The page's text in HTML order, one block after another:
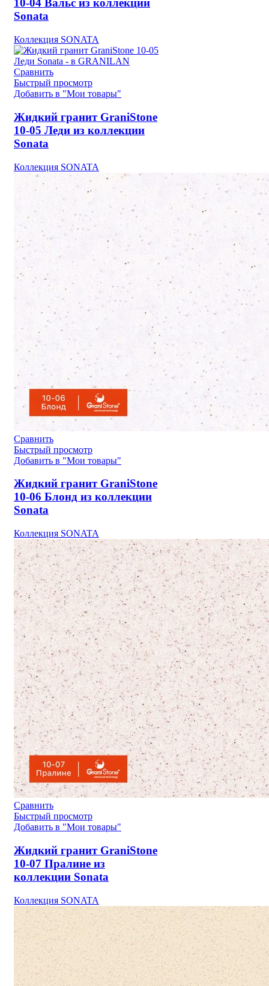
10-04 Вальс из коллекции
Sonata
Коллекция SONATA
Сравнить
Быстрый просмотр
Добавить в "Мои товары"
Жидкий гранит GraniStone
10-05 Леди из коллекции
Sonata
Коллекция SONATA
Сравнить
Быстрый просмотр
Добавить в "Мои товары"
Жидкий гранит GraniStone
10-06 Блонд из коллекции
Sonata
Коллекция SONATA
Сравнить
Быстрый просмотр
Добавить в "Мои товары"
Жидкий гранит GraniStone
10-07 Пралине из
коллекции Sonata
Коллекция SONATA